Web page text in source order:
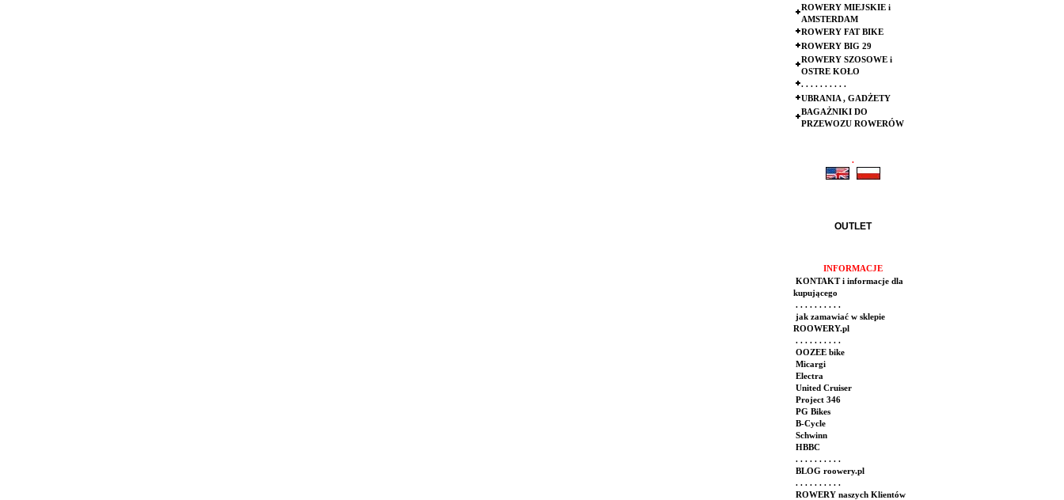
ROWERY MIEJSKIE i
AMSTERDAM
ROWERY FAT BIKE
ROWERY BIG 29
ROWERY SZOSOWE i
OSTRE KOŁO
. . . . . . . . . .
UBRANIA , GADŻETY
BAGAŻNIKI DO
PRZEWOZU ROWERÓW
.
OUTLET
INFORMACJE
KONTAKT i informacje dla
kupującego
. . . . . . . . . .
jak zamawiać w sklepie
ROOWERY.pl
. . . . . . . . . .
OOZEE bike
Micargi
Electra
United Cruiser
Project 346
PG Bikes
B-Cycle
Schwinn
HBBC
. . . . . . . . . .
BLOG roowery.pl
. . . . . . . . . .
ROWERY naszych Klientów